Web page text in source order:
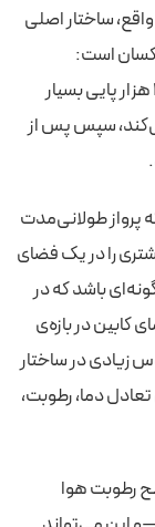
ساختار اصلی
است:
سیستمی که هوای بیرون را، که در ارتفاع ۳۰ تا ۴۰ هزار پایی بسیار
سپس پس از
پرواز طولانی‌مدت
را در یک فضای
باشد که در
کابین در بازه‌ی
زیادی در ساختار
دما، رطوبت،
رطوبت هوا